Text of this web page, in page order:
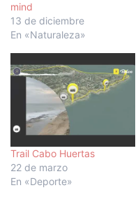
mind
13 de diciembre
En «Naturaleza»
Trail Cabo Huertas
22 de marzo
En «Deporte»